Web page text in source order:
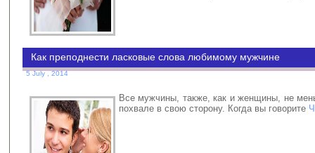
Как преподнести ласковые слова любимому мужчине
5 July , 2014
Все мужчины, также, как и женщины, не
похвале в свою сторону. Когда вы говорите